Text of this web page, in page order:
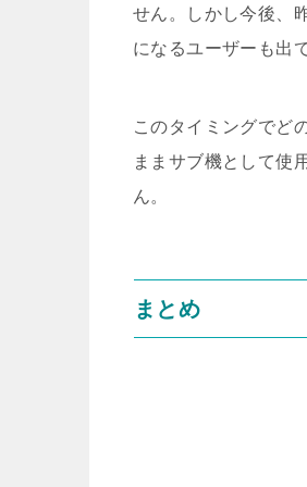
せん。しかし今後、
になるユーザーも出
このタイミングでど
ままサブ機として使
ん。
まとめ